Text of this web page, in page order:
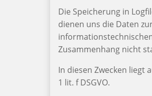
Die Speicherung in
dienen uns die Daten
Zusammenhang nicht
In diesen Zwecken liegt
1 lit. f DSGVO.